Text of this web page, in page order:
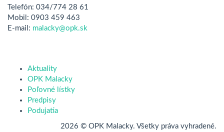
Telefón: 034/774 28 61
Mobil: 0903 459 463
E-mail: malacky@opk.sk
Aktuality
OPK Malacky
Poľovné lístky
Predpisy
Podujatia
2026 © OPK Malacky. Všetky práva vyhradené.